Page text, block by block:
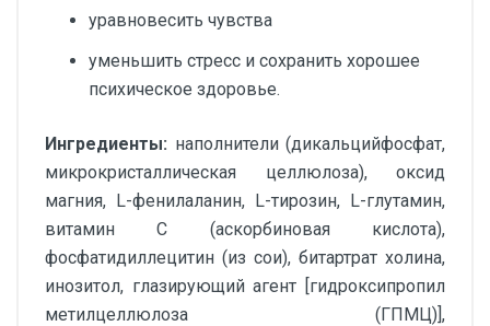
уравновесить чувства
уменьшить стресс и сохранить хорошее
психическое здоровье.
Ингредиенты: наполнители (дикальцийфосфат,
микрокристаллическая целлюлоза), оксид
магния, L-фенилаланин, L-тирозин, L-глутамин,
витамин С (аскорбиновая кислота),
фосфатидиллецитин (из сои), битартрат холина,
инозитол, глазирующий агент [гидроксипропил
метилцеллюлоза (ГПМЦ)],